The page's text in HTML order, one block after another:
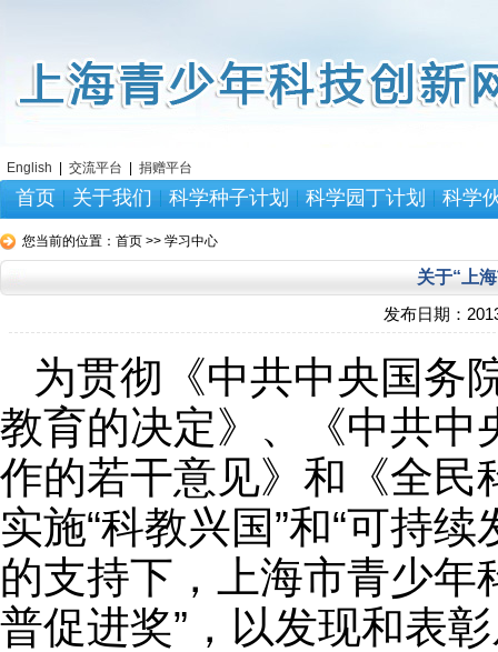
English 交流平台 捐赠平台
首页 关于我们 科学种子计划 科学园丁计划 科学
您当前的位置： 首页 >> 学习中心
关于“上
发布日期：
为贯彻《中共中央国务
教育的决定》、《中共中
作的若干意见》和《全民
实施“科教兴国”和“可持
的支持下，上海市青少年
普促进奖”，以发现和表